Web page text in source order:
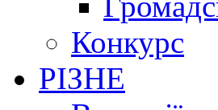
Конкурс
РІЗНЕ